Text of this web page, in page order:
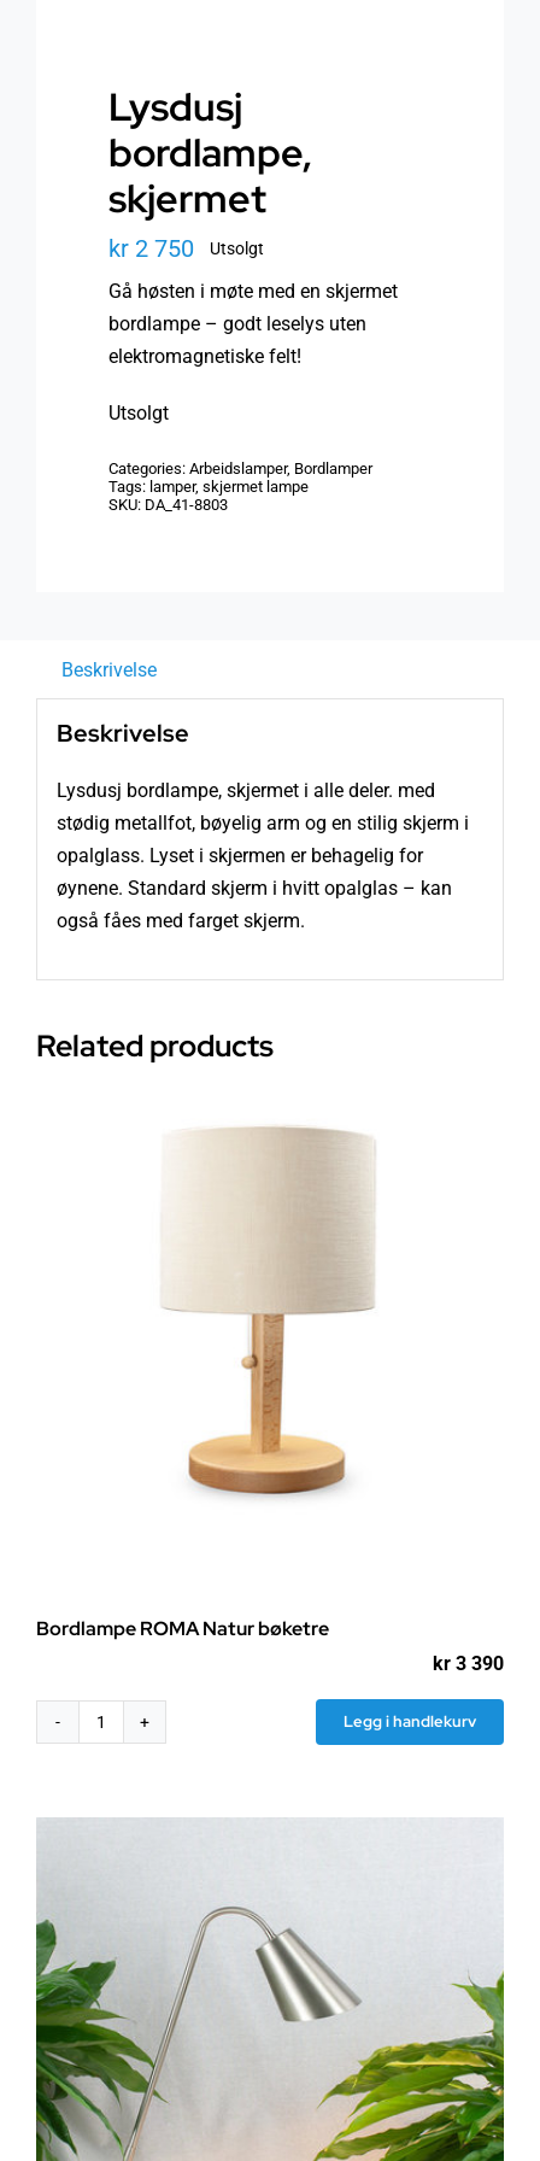
Lysdusj
bordlampe,
skjermet
kr 2 750 Utsolgt
Gå høsten i møte med en skjermet
bordlampe – godt leselys uten
elektromagnetiske felt!
Utsolgt
Categories: Arbeidslamper, Bordlamper
Tags: lamper, skjermet lampe
SKU: DA_41-8803
Beskrivelse
Beskrivelse
Lysdusj bordlampe, skjermet i alle deler. med
stødig metallfot, bøyelig arm og en stilig skjerm i
opalglass. Lyset i skjermen er behagelig for
øynene. Standard skjerm i hvitt opalglas – kan
også fåes med farget skjerm.
Related products
Bordlampe ROMA Natur bøketre
kr 3 390
Bordlampe
bøketre
Legg i handlekurv